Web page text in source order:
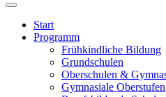
Start
Programm
Frühkindliche Bildung
Grundschulen
Oberschulen &
Gymnasiale Oberstufen